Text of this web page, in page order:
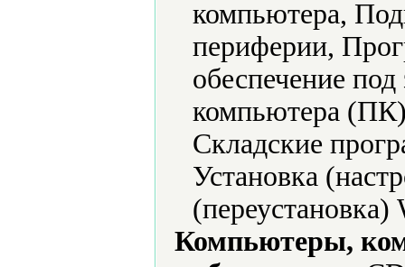
компьютера,
периферии,
обеспечение
компьютера
Складские
Установка
(переустановка)
Компьютеры,